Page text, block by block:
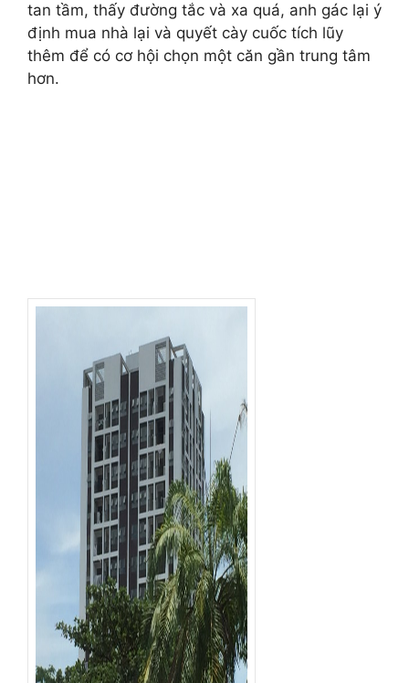
tan tầm, thấy đường tắc và xa quá, anh gác lại ý
định mua nhà lại và quyết cày cuốc tích lũy
thêm để có cơ hội chọn một căn gần trung tâm
hơn.